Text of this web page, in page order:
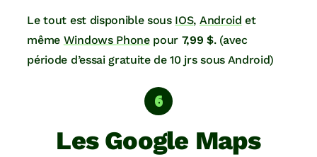
Le tout est disponible sous IOS, Android et
même Windows Phonepour 7,99 $. (avec
période d’essai gratuite de 10 jrs sous Android)
Les Google Maps